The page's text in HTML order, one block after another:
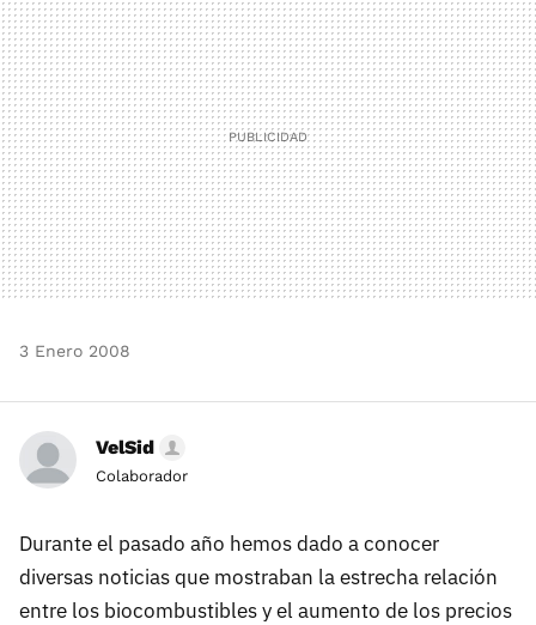
3 Enero 2008
VelSid
Colaborador
Durante el pasado año hemos dado a conocer
diversas noticias que mostraban la estrecha relación
entre los biocombustibles y el aumento de los precios